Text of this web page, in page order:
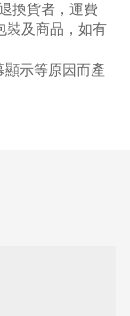
換貨者，運費
裝及商品，如有
示等原因而產